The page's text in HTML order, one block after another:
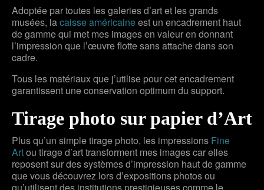
Adoptée par toutes les galeries d’art et les grands
musées, lacaisse américaineest un encadrement haut
de gamme qui met mes images en valeur en donnant
l’impression que l’œuvre flotte sans attache dans son
cadre.
Tous les matériaux que j’utilise pour cet encadrement
garantissent une conservation optimum du support.
Tirage photo sur papier d’Art
Plus qu’un simple tirage photo, les impressions Fine
Artou tirage d’art transforment mes images car elles
reposent sur des systèmes d’impression haut de gamme
que vous découvrez lors d’expositions photos ou